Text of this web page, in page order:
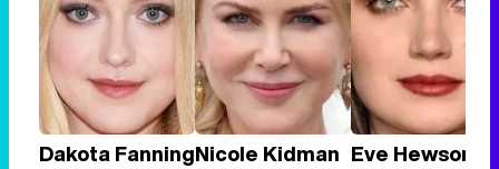
Dakota FanningNicole Kidman Eve Hewson